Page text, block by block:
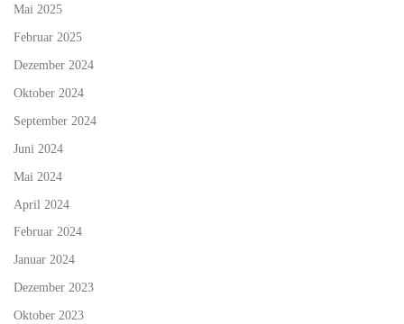
Mai 2025
Februar 2025
Dezember 2024
Oktober 2024
September 2024
Juni 2024
Mai 2024
April 2024
Februar 2024
Januar 2024
Dezember 2023
Oktober 2023